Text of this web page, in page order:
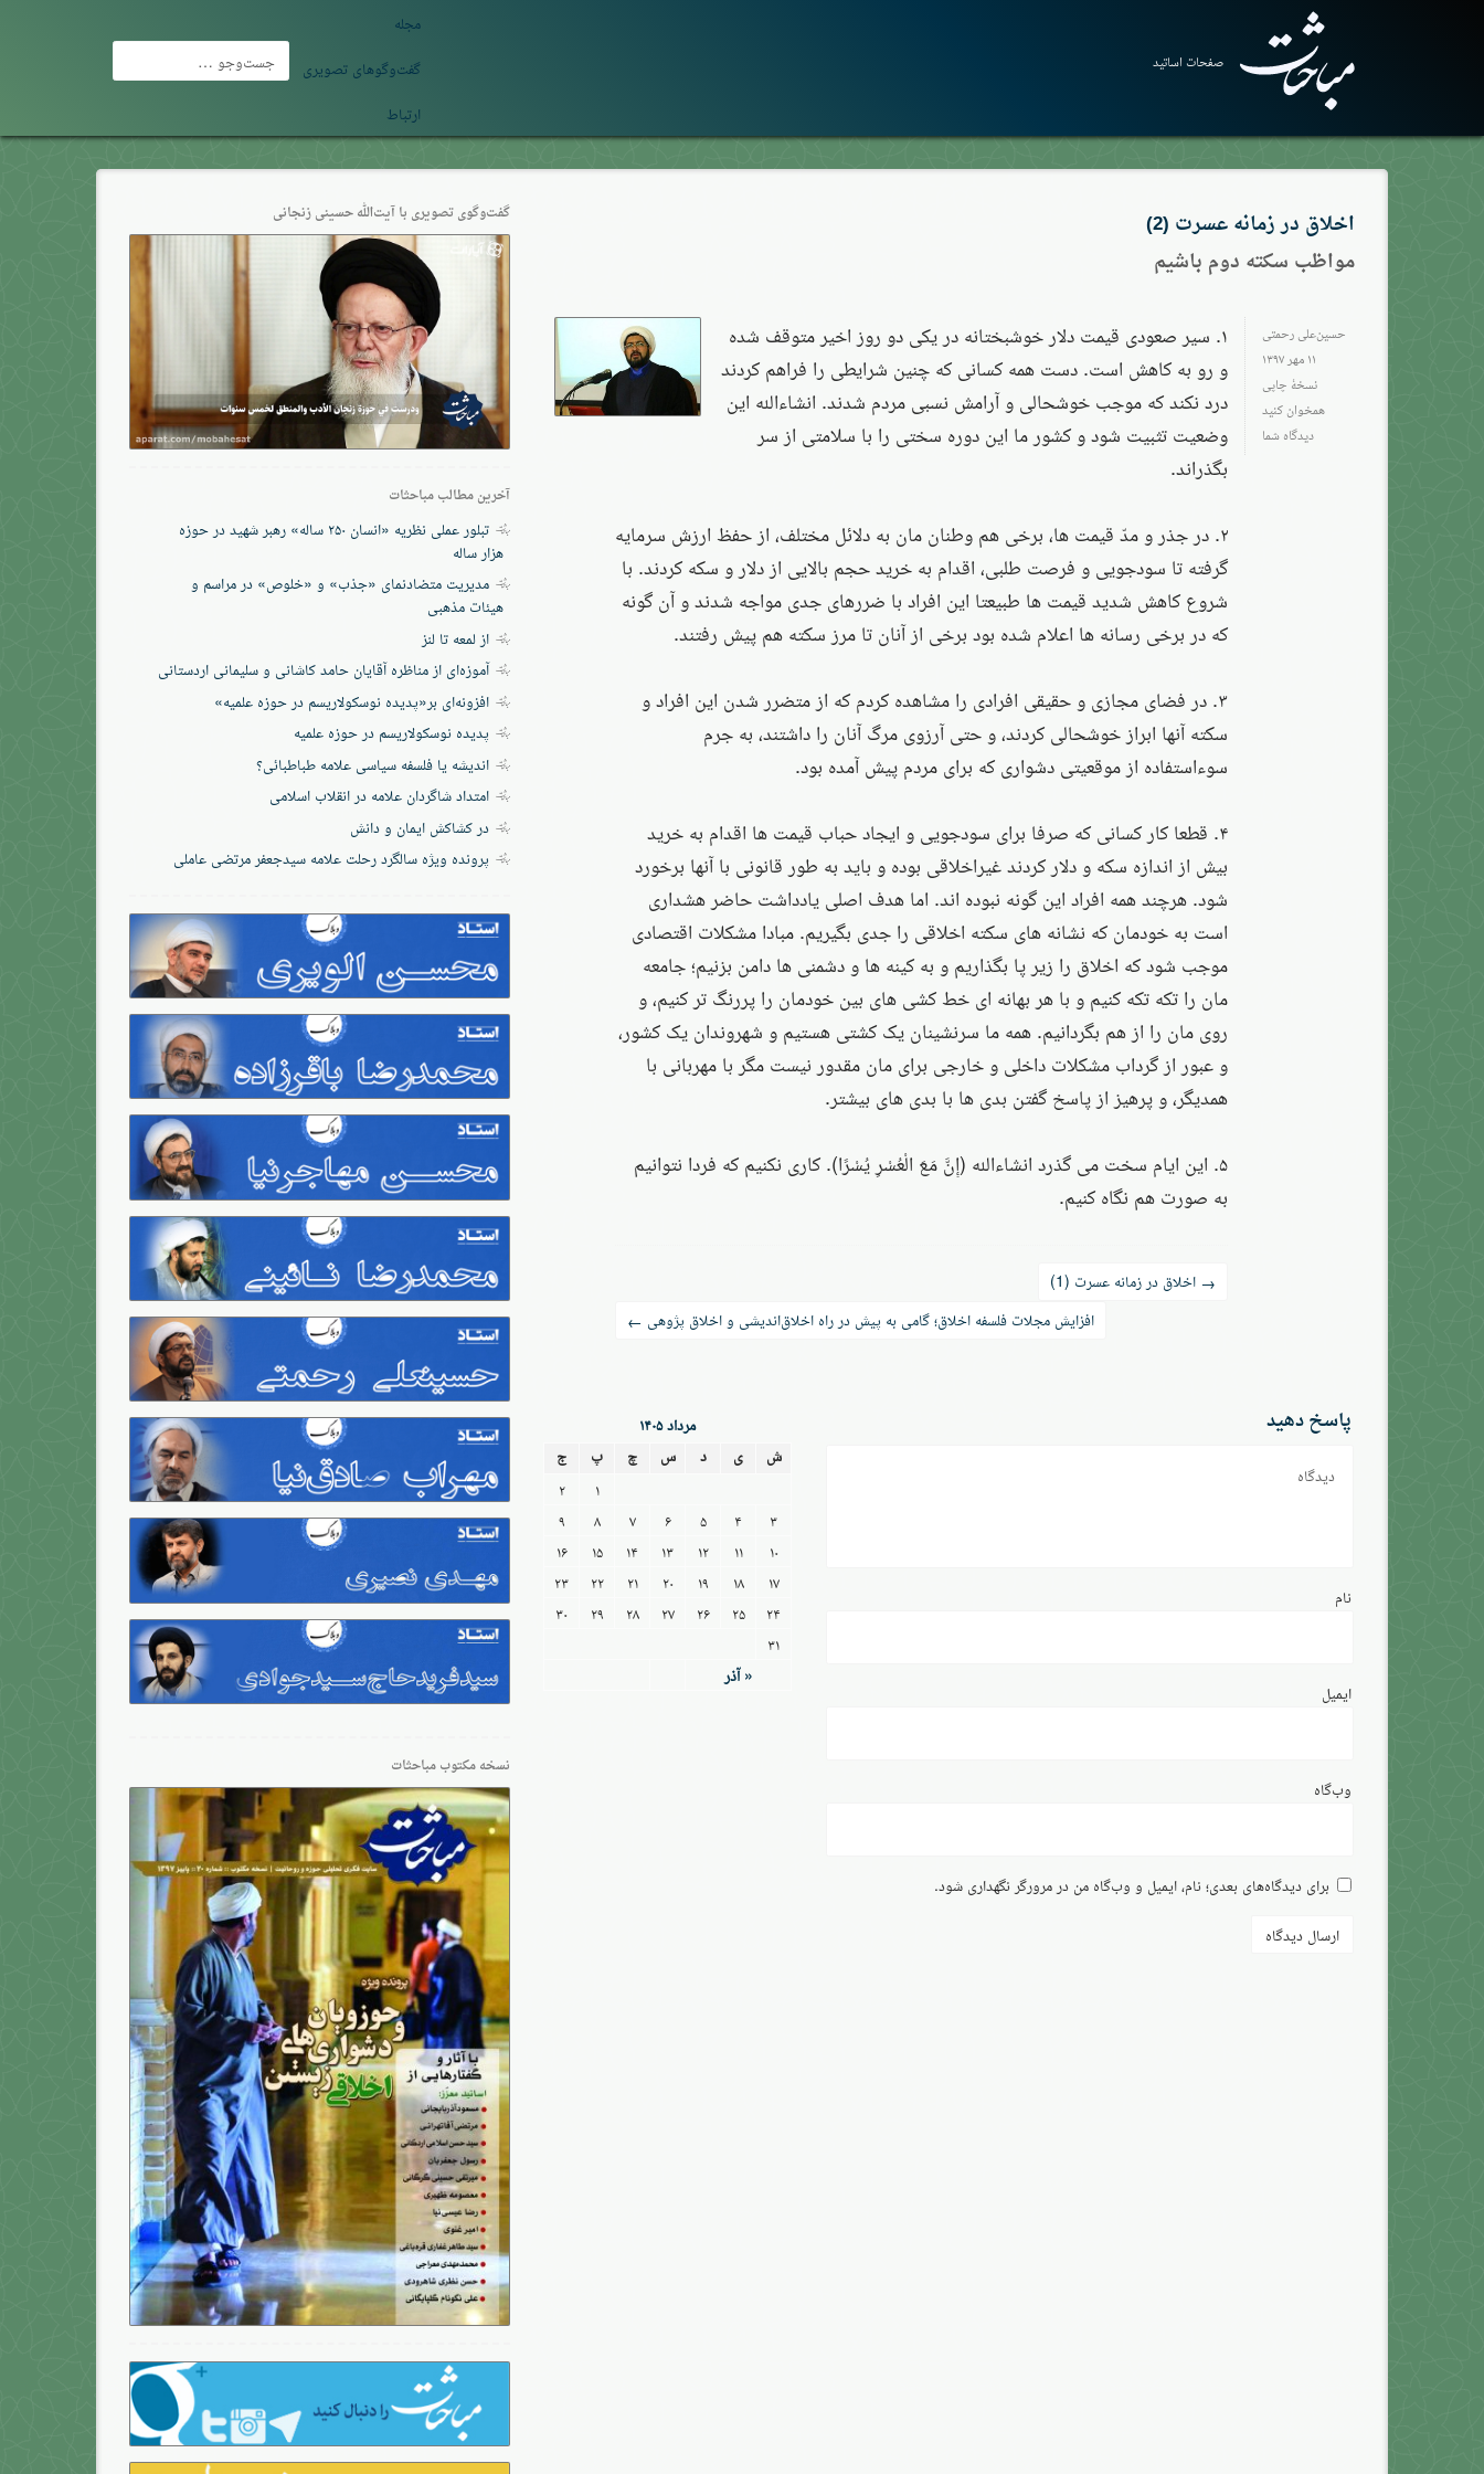
صفحات اساتید
برای:
مجله
گفت‌وگوهای تصویری
ارتباط
اخلاق در زمانه عسرت (2)
مواظب سکته دوم باشیم
حسین‌علی رحمتی
۱۱ مهر ۱۳۹۷
نسخهٔ چاپی
همخوان کنید
دیدگاه شما
۱. سیر صعودی قیمت دلار خوشبختانه در یکی دو روز اخیر متوقف شده
و رو به کاهش است. دست همه کسانی که چنین شرایطی را فراهم کردند
درد نکند که موجب خوشحالی و آرامش نسبی مردم شدند. انشاءالله این
وضعیت تثبیت شود و کشور ما این دوره سختی را با سلامتی از سر
بگذراند.
۲. در جذر و مدّ قیمت ها، برخی هم وطنان مان به دلائل مختلف، از حفظ ارزش سرمایه
گرفته تا سودجویی و فرصت طلبی، اقدام به خرید حجم بالایی از دلار و سکه کردند. با
شروع کاهش شدید قیمت ها طبیعتا این افراد با ضررهای جدی مواجه شدند و آن گونه
که در برخی رسانه ها اعلام شده بود برخی از آنان تا مرز سکته هم پیش رفتند.
۳. در فضای مجازی و حقیقی افرادی را مشاهده کردم که از متضرر شدن این افراد و
سکته آنها ابراز خوشحالی کردند، و حتی آرزوی مرگ آنان را داشتند، به جرم
سوءاستفاده از موقعیتی دشواری که برای مردم پیش آمده بود.
۴. قطعا کار کسانی که صرفا برای سودجویی و ایجاد حباب قیمت ها اقدام به خرید
بیش از اندازه سکه و دلار کردند غیراخلاقی بوده و باید به طور قانونی با آنها برخورد
شود. هرچند همه افراد این گونه نبوده اند. اما هدف اصلی یادداشت حاضر هشداری
است به خودمان که نشانه های سکته اخلاقی را جدی بگیریم. مبادا مشکلات اقتصادی
موجب شود که اخلاق را زیر پا بگذاریم و به کینه ها و دشمنی ها دامن بزنیم؛ جامعه
مان را تکه تکه کنیم و با هر بهانه ای خط کشی های بین خودمان را پررنگ تر کنیم، و
روی مان را از هم بگردانیم. همه ما سرنشینان یک کشتی هستیم و شهروندان یک کشور،
و عبور از گرداب مشکلات داخلی و خارجی برای مان مقدور نیست مگر با مهربانی با
همدیگر، و پرهیز از پاسخ گفتن بدی ها با بدی های بیشتر.
۵. این ایام سخت می گذرد انشاءالله (إِنَّ مَعَ الْعُسْرِ يُسْرًا). کاری نکنیم که فردا نتوانیم
به صورت هم نگاه کنیم.
راه‌بری
→ اخلاق در زمانه عسرت (1)
افزایش مجلات فلسفه اخلاق؛ گامی به پیش در راه اخلاق‌اندیشی و اخلاق پژوهی ←
پاسخ دهید
نام
ایمیل
وب‌گاه
برای دیدگاه‌های بعدی؛ نام، ایمیل و وب‌گاه من در مرورگر نگهداری شود.
مرداد ۱۴۰۵
ش
ی د س چ پ
ج
۱
۲
۳
۴ ۵ ۶ ۷ ۸
۹
۱۰
۱۱ ۱۲ ۱۳ ۱۴ ۱۵
۱۶
۱۷
۱۸ ۱۹ ۲۰ ۲۱ ۲۲
۲۳
۲۴
۲۵ ۲۶ ۲۷ ۲۸ ۲۹
۳۰
۳۱
« آذر
گفت‌وگو‌ی تصویری با آیت‌الله حسینی زنجانی
آخرین مطالب مباحثات
تبلور عملی نظریه «انسان ۲۵۰ ساله» رهبر شهید در حوزه
هزار ساله
مدیریت متضادنمای «جذب» و «خلوص» در مراسم و
هیئات مذهبی
از لمعه تا لنز
آموزه‌ای از مناظره آقایان حامد کاشانی و سلیمانی اردستانی
افزونه‌ای بر«پدیده نوسکولاریسم در حوزه‌ علمیه»
پدیده نوسکولاریسم در حوزه علمیه
اندیشه یا فلسفه سیاسی علامه طباطبائی؟
امتداد شاگردان علامه در انقلاب اسلامی
در کشاکش ایمان و دانش
پرونده‌ ویژه سالگرد رحلت علامه سیدجعفر مرتضی عاملی
نسخه مکتوب مباحثات